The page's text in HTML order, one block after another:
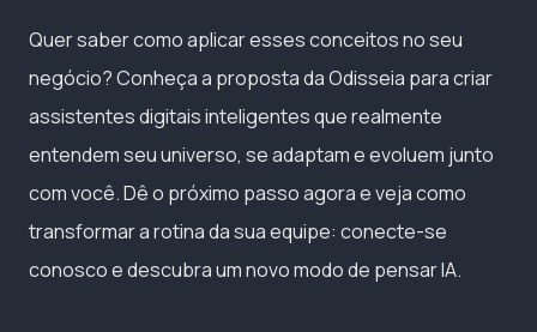
Quer saber como aplicar esses conceitos no seu
negócio? Conheça a proposta da Odisseia para criar
assistentes digitais inteligentes que realmente
entendem seu universo, se adaptam e evoluem junto
com você. Dê o próximo passo agora e veja como
transformar a rotina da sua equipe: conecte-se
conosco e descubra um novo modo de pensar IA.